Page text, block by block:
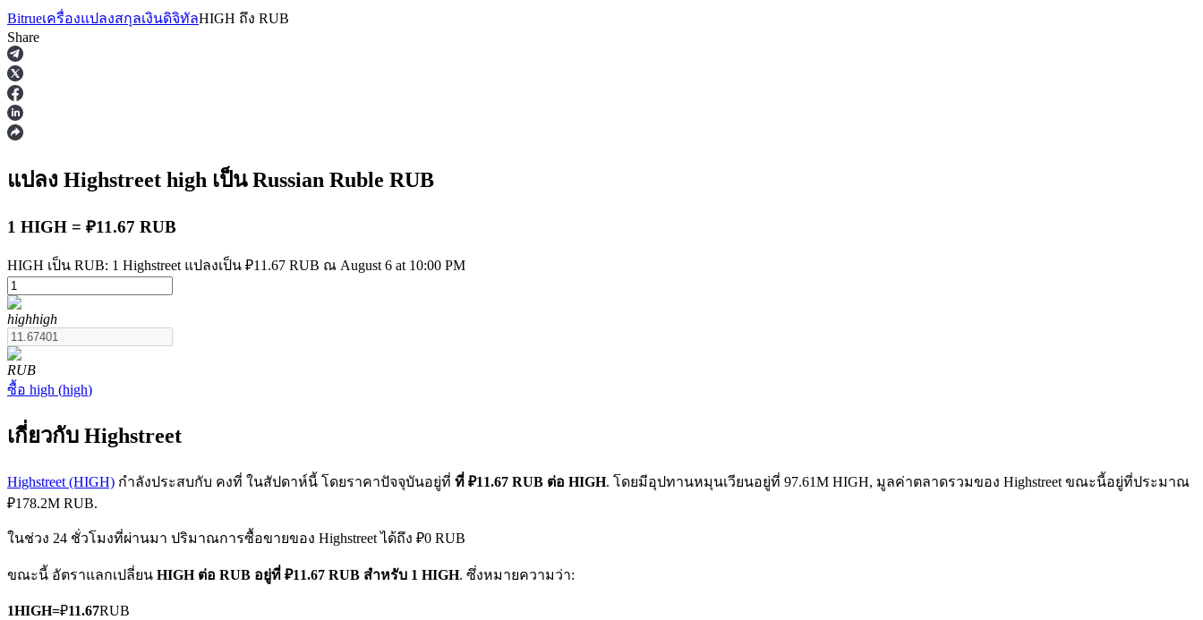
ฟิวเจอร์ส
ฟิวเจอร์ส USDT
ฟิวเจอร์ส COIN-M
ฟิวเจอร์สสกุลเงินดิจิทัล
Bitrueเครื่องแปลงสกุลเงินดิจิทัลHIGH ถึง RUB
Share
แปลง Highstreet high เป็น Russian Ruble RUB
1 HIGH = ₽11.67 RUB
HIGH เป็น RUB: 1 Highstreet แปลงเป็น ₽11.67 RUB ณ August 6 at 10:00 PM
highhigh
RUB
ซื้อ high (high)
เกี่ยวกับ Highstreet
Highstreet (HIGH) กำลังประสบกับ คงที่ ในสัปดาห์นี้ โดยราคาปัจจุบันอยู่ที่ ที่ ₽11.67 RUB ต่อ HIGH. โดยมีอุปทานหมุนเวียนอยู่ที่ 97.61M HIGH, มูลค่าตลาดรวมของ Highstreet ขณะนี้อยู่ที่ประมาณ
₽178.2M RUB.
ในช่วง 24 ชั่วโมงที่ผ่านมา ปริมาณการซื้อขายของ Highstreet ได้ถึง ₽0 RUB
ขณะนี้ อัตราแลกเปลี่ยน HIGH ต่อ RUB อยู่ที่ ₽11.67 RUB สำหรับ 1 HIGH. ซึ่งหมายความว่า:
1HIGH=₽11.67RUB